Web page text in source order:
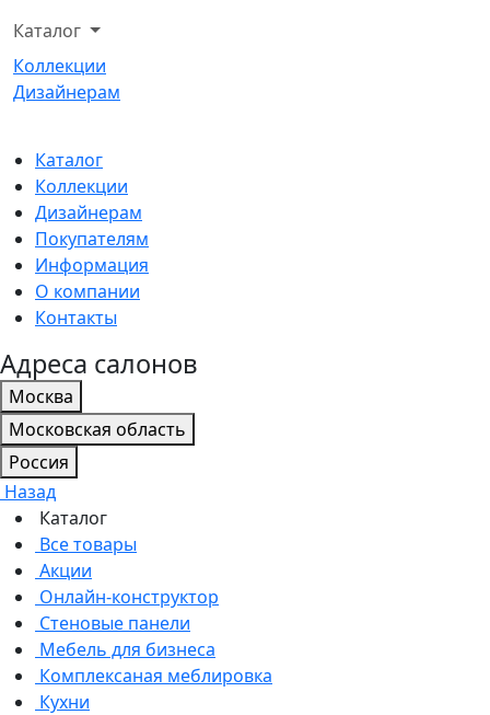
Каталог
Коллекции
Дизайнерам
Каталог
Коллекции
Дизайнерам
Покупателям
Информация
О компании
Контакты
Адреса салонов
Москва
Московская область
Россия
Назад
Каталог
Все товары
Акции
Онлайн-конструктор
Стеновые панели
Мебель для бизнеса
Комплексаная меблировка
Кухни